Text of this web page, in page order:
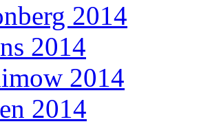
2014
2014
2014
2014